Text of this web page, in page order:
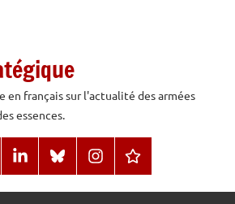
en français sur l'actualité des armées
essences.
LinkedInBlueSkyInstagramThreads